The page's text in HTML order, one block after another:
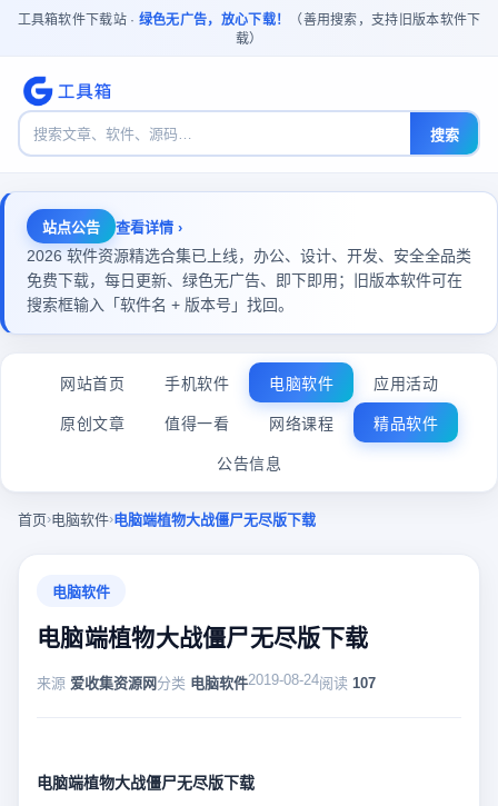
工具箱软件下载站 · 绿色无广告，放心下载！
（善用搜索，支持旧版本软件下
载）
搜索
站点公告
2026 软件资源精选合集已上线，办公、设计、开发、安全全品类
免费下载，每日更新、绿色无广告、即下即用；旧版本软件可在
搜索框输入「软件名 + 版本号」找回。
查看详情 ›
网站首页 手机软件 电脑软件 应用活动
原创文章 值得一看 网络课程 精品软件
公告信息
首页›电脑软件›电脑端植物大战僵尸无尽版下载
电脑软件
电脑端植物大战僵尸无尽版下载
来源 爱收集资源网 分类 电脑软件2019-08-24阅读 107
电脑端植物大战僵尸无尽版下载